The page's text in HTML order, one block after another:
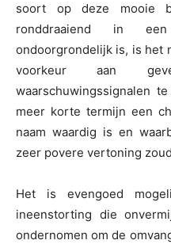
soort op deze mooie
ronddraaiend in
ondoorgrondelijk is, is het
voorkeur aan
waarschuwingssignalen
meer korte termijn een
naam waardig is en
zeer povere vertoning
Het is evengoed
ineenstorting die
ondernomen om de